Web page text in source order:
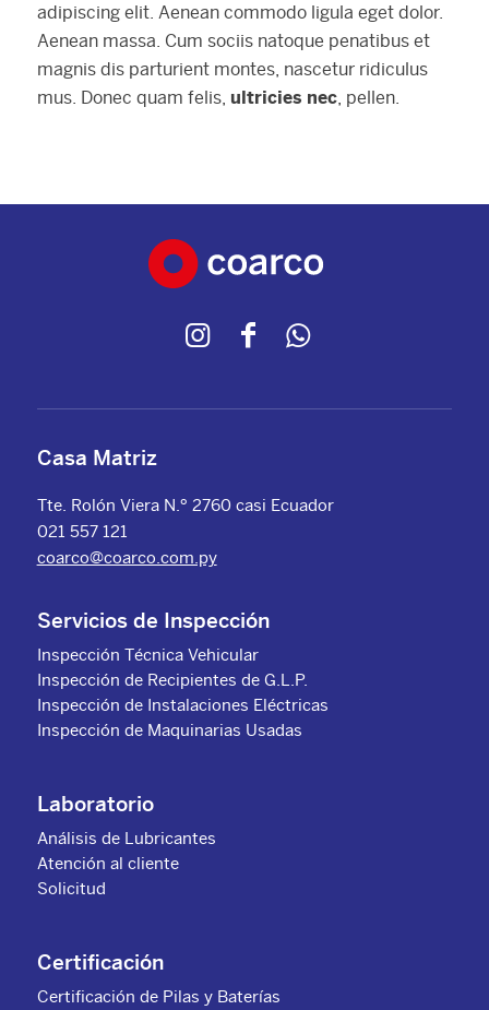
adipiscing elit. Aenean commodo ligula eget dolor.
Aenean massa. Cum sociis natoque penatibus et
magnis dis parturient montes, nascetur ridiculus
mus. Donec quam felis, ultricies nec, pellen.
Casa Matriz
Tte. Rolón Viera N.º 2760 casi Ecuador
021 557 121
coarco@coarco.com.py
Servicios de Inspección
Inspección Técnica Vehicular
Inspección de Recipientes de G.L.P.
Inspección de Instalaciones Eléctricas
Inspección de Maquinarias Usadas
Laboratorio
Análisis de Lubricantes
Atención al cliente
Solicitud
Certificación
Certificación de Pilas y Baterías